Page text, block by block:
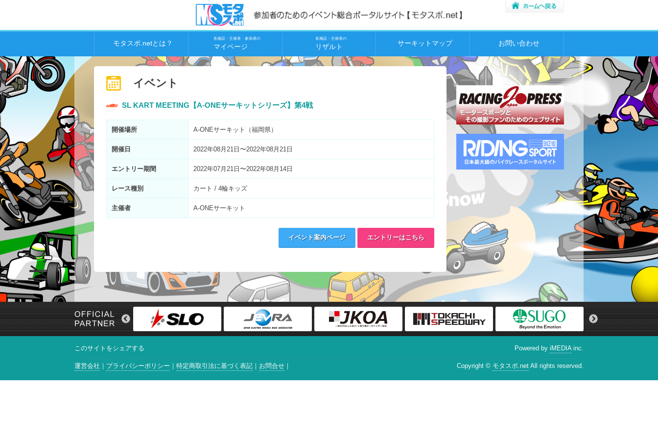
モタスポ.netとは？
各施設・主催者・参加者の
マイページ
各施設・主催者の
リザルト サーキットマップ お問い合わせ
イベント
SL KART MEETING【A-ONEサーキットシリーズ】第4戦
開催場所 A-ONEサーキット（福岡県）
開催日 2022年08月21日〜2022年08月21日
エントリー期間 2022年07月21日〜2022年08月14日
レース種別 カート / 4輪キッズ
主催者 A-ONEサーキット
イベント案内ページ エントリーはこちら
このサイトをシェアする Powered by iMEDIAinc.
運営会社 プライバシーポリシー 特定商取引法に基づく表記 お問合せ Copyright © モタスポ.net All rights reserved.